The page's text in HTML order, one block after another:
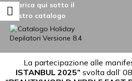
Scarica qui sotto il
nostro catalogo
La partecipazione alle
ISTANBUL 2025” svolta dall’